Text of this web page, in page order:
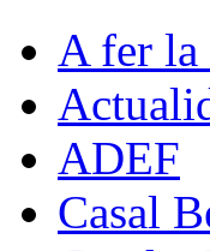
A fer la
ADEF
Casal